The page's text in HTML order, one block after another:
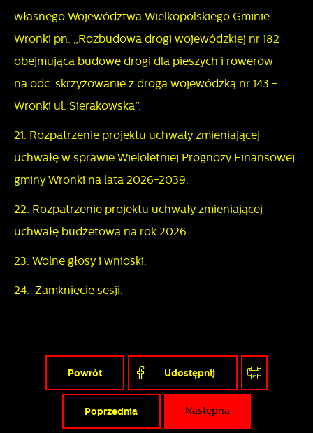
własnego Województwa Wielkopolskiego Gminie
Wronki pn. „Rozbudowa drogi wojewódzkiej nr 182
obejmująca budowę drogi dla pieszych i rowerów
na odc. skrzyżowanie z drogą wojewódzką nr 143 -
Wronki ul. Sierakowska”.
21. Rozpatrzenie projektu uchwały zmieniającej
uchwałę w sprawie Wieloletniej Prognozy Finansowej
gminy Wronki na lata 2026-2039.
22. Rozpatrzenie projektu uchwały zmieniającej
uchwałę budżetową na rok 2026.
23. Wolne głosy i wnioski.
24. Zamknięcie sesji.
Powrót Udostępnij
Poprzednia Następna